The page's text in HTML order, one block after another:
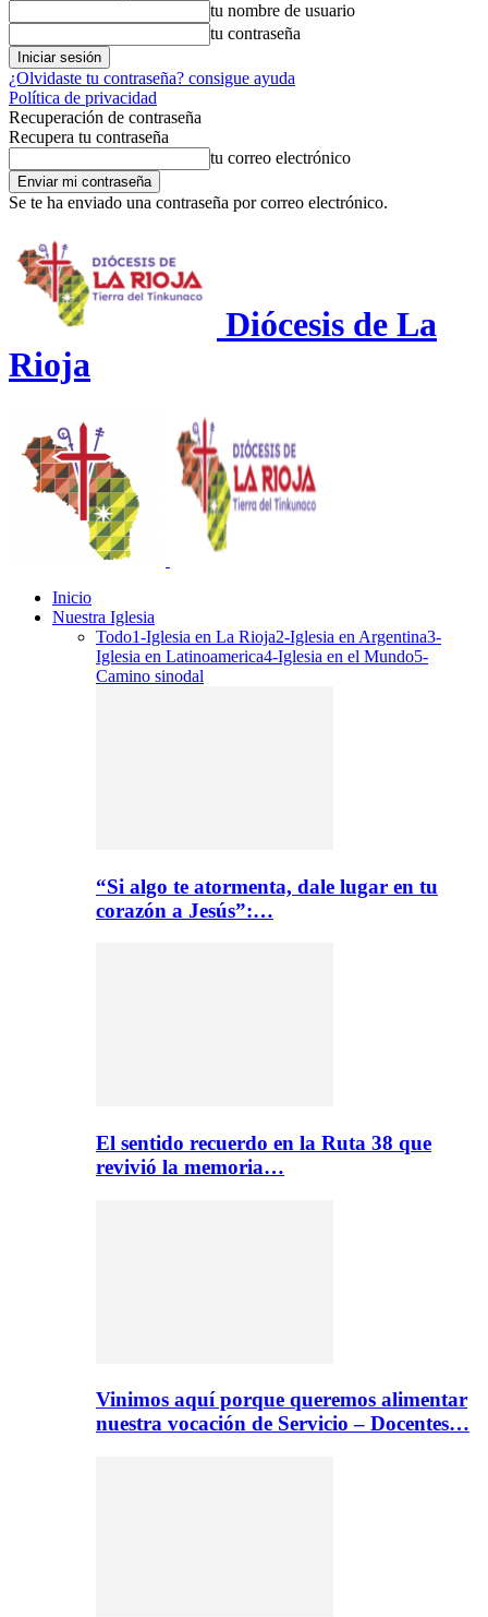
tu nombre de usuario
tu contraseña
¿Olvidaste tu contraseña? consigue ayuda
Política de privacidad
Recuperación de contraseña
Recupera tu contraseña
tu correo electrónico
Se te ha enviado una contraseña por correo electrónico.
Diócesis de La
Rioja
Inicio
Nuestra Iglesia
Todo1-Iglesia en La Rioja2-Iglesia en Argentina3-
Iglesia en Latinoamerica4-Iglesia en el Mundo5-
Camino sinodal
“Si algo te atormenta, dale lugar en tu
corazón a Jesús”:…
El sentido recuerdo en la Ruta 38 que
revivió la memoria…
Vinimos aquí porque queremos alimentar
nuestra vocación de Servicio – Docentes…